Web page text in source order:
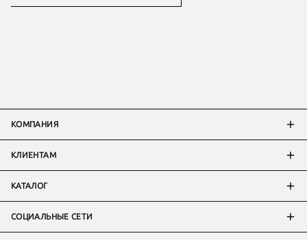
КОМПАНИЯ
КЛИЕНТАМ
КАТАЛОГ
СОЦИАЛЬНЫЕ СЕТИ